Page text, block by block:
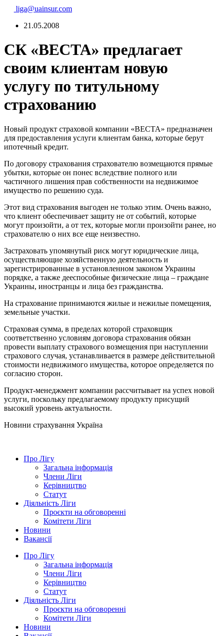
liga@uainsur.com
21.05.2008
СК «ВЕСТА» предлагает
своим клиентам новую
услугу по титульному
страхованию
Новый продукт страховой компании «ВЕСТА» предназначен
для предоставления услуги клиентам банка, которые берут
ипотечный кредит.
По договору страхования страхователю возмещаются прямые
убытки, которые он понес вследствие полного или
частичного лишения прав собственности на недвижимое
имущество по решению суда.
Этот вид страхования выгоден не только этим. Очень важно,
что клиент обеспечивает защиту не от событий, которые
могут произойти, а от тех, которые могли произойти ранее, но
страхователю о них все еще неизвестно.
Застраховать упомянутый риск могут юридические лица,
осуществляющие хозяйственную деятельность и
зарегистрированные в установленном законом Украины
порядке, а также дееспособные физические лица – граждане
Украины, иностранцы и лица без гражданства.
На страхование принимаются жилые и нежилые помещения,
земельные участки.
Страховая сумма, в пределах которой страховщик
соответственно условиям договора страхования обязан
провести выплату страхового возмещения при наступлении
страхового случая, устанавливается в размере действительной
стоимости недвижимого имущества, которое определяется по
согласию сторон.
Продукт-менеджмент компании рассчитывает на успех новой
услуги, поскольку предлагаемому продукту присущий
высокий уровень актуальности.
Новини страхування Україна
Про Лігу
Загальна інформація
Члени Ліги
Керівництво
Статут
Діяльність Ліги
Проєкти на обговоренні
Комітети Ліги
Новини
Вакансії
Про Лігу
Загальна інформація
Члени Ліги
Керівництво
Статут
Діяльність Ліги
Проєкти на обговоренні
Комітети Ліги
Новини